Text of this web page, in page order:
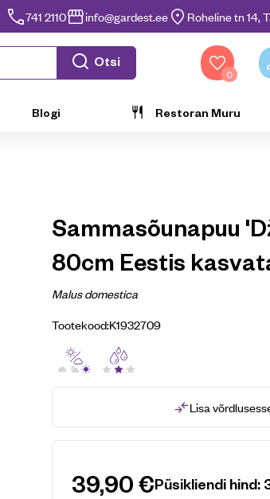
741 2110 info@gardest.ee Roheline tn 14,
Otsi
0
Blogi Restoran Muru
Sammasõunapuu
80cm Eestis
Malus domestica
Tootekood:K1932709
Lisa
39,90€Püsikliendi hind: